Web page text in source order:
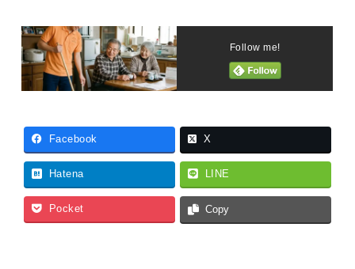
Follow me!
Facebook X
Hatena LINE
Pocket Copy